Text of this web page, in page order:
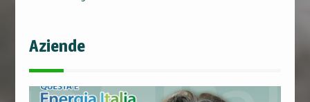
Aziende